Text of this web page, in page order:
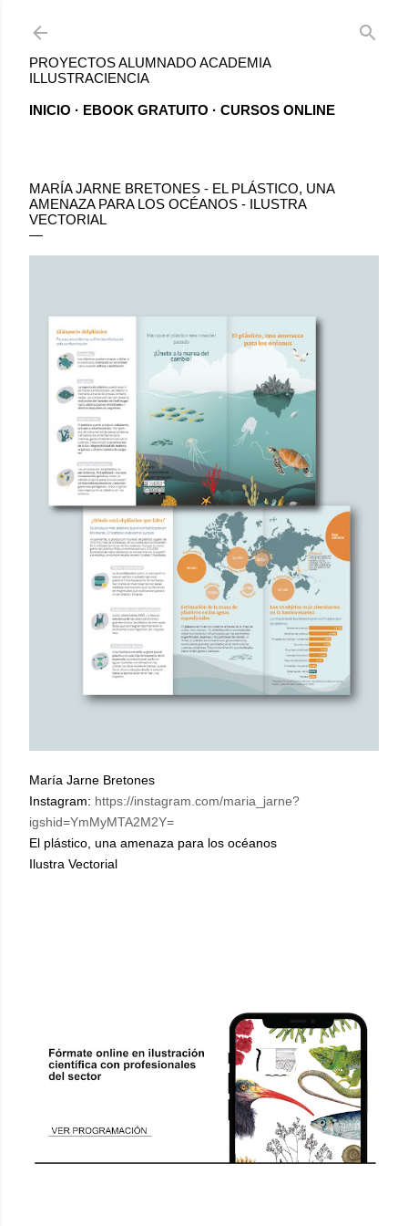
PROYECTOS ALUMNADO ACADEMIA
ILLUSTRACIENCIA
INICIO EBOOK GRATUITO CURSOS ONLINE
MARÍA JARNE BRETONES - EL PLÁSTICO, UNA
AMENAZA PARA LOS OCÉANOS - ILUSTRA
VECTORIAL
María Jarne Bretones
Instagram: https://instagram.com/maria_jarne?
igshid=YmMyMTA2M2Y=
El plástico, una amenaza para los océanos
Ilustra Vectorial